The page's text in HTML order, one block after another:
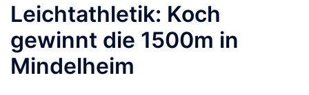
Leichtathletik: Koch
gewinnt die 1500m in
Mindelheim